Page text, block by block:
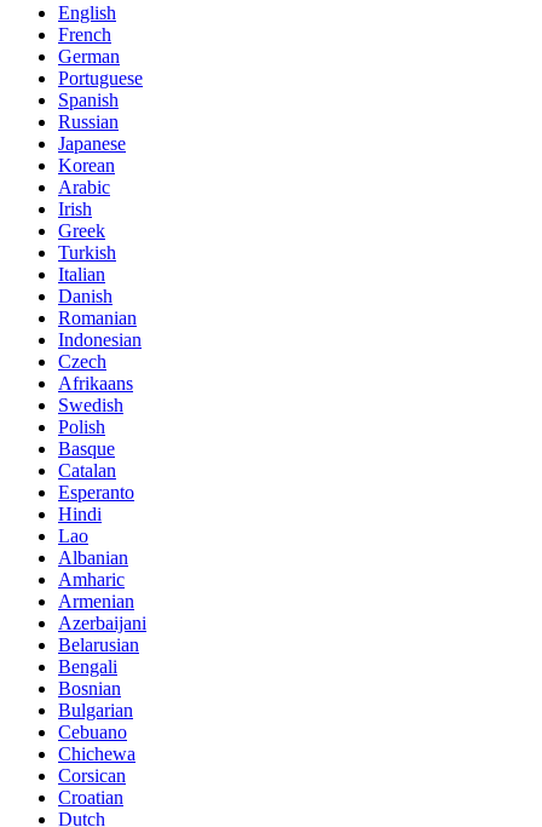
English
French
German
Portuguese
Spanish
Russian
Japanese
Korean
Arabic
Irish
Greek
Turkish
Italian
Danish
Romanian
Indonesian
Czech
Afrikaans
Swedish
Polish
Basque
Catalan
Esperanto
Hindi
Lao
Albanian
Amharic
Armenian
Azerbaijani
Belarusian
Bengali
Bosnian
Bulgarian
Cebuano
Chichewa
Corsican
Croatian
Dutch